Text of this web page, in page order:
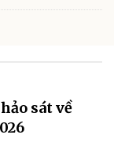
sát về